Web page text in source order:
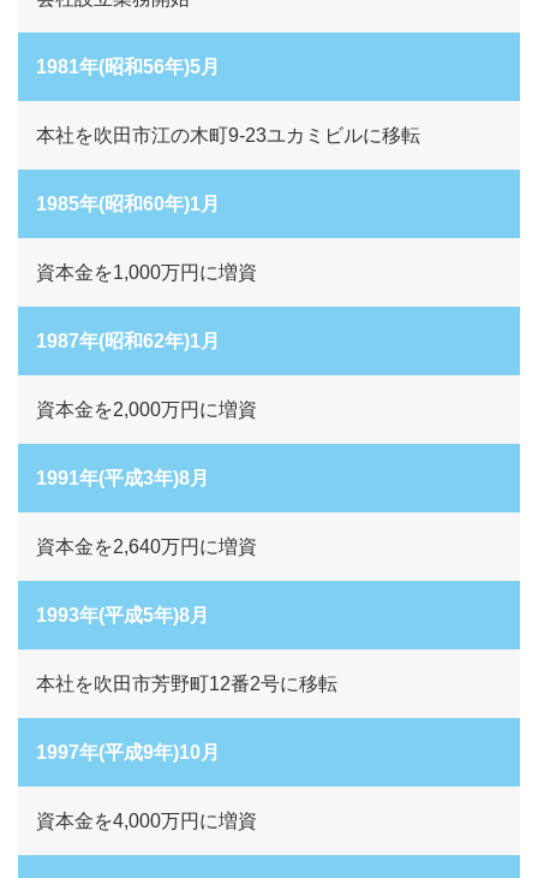
1981年(昭和56年)5月
本社を吹田市江の木町9-23ユカミビルに移転
1985年(昭和60年)1月
資本金を1,000万円に増資
1987年(昭和62年)1月
資本金を2,000万円に増資
1991年(平成3年)8月
資本金を2,640万円に増資
1993年(平成5年)8月
本社を吹田市芳野町12番2号に移転
1997年(平成9年)10月
資本金を4,000万円に増資